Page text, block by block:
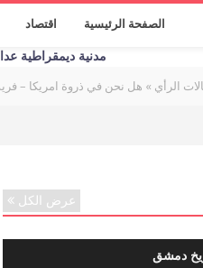
الصفحة الرئيسية اقتصاد
مدنية ديمقراطية عدالة
الرأي » هل نحن في ذروة امريكا –
عرض الكل
دمشق